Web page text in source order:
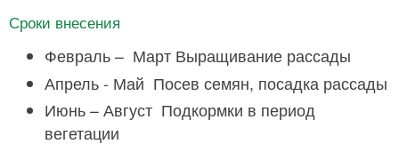
Сроки внесения
Февраль – Март Выращивание рассады
Апрель - Май Посев семян, посадка рассады
Июнь – Август Подкормки в период
вегетации